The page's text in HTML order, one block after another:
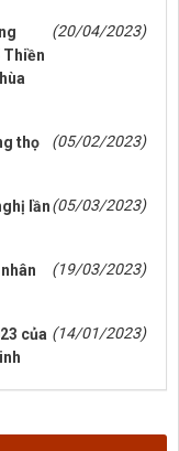
Thiền
(20/04/2023)
thọ
(05/02/2023)
lần(05/03/2023)
(19/03/2023)
của (14/01/2023)